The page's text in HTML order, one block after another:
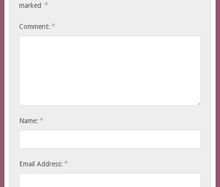
marked *
Comment: *
Name: *
Email Address: *